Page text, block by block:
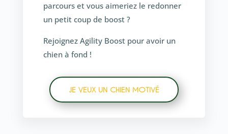
parcours et vous aimeriez le redonner
un petit coup de boost ?
Rejoignez Agility Boost pour avoir un
chien à fond !
JE VEUX UN CHIEN MOTIVÉ